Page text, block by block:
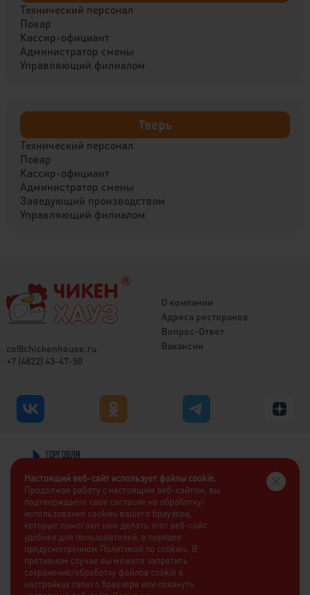
Технический персонал
Повар
Кассир-официант
Администратор смены
Управляющий филиалом
Тверь
Технический персонал
Повар
Кассир-официант
Администратор смены
Заведующий производством
Управляющий филиалом
co@chickenhouse.ru
+7 (4822) 43-47-50
О компании
Адреса ресторанов
Вопрос-Ответ
Вакансии
Настоящий веб-сайт использует файлы cookie.
Продолжая работу с настоящим веб-сайтом, вы
подтверждаете свое согласие на обработку/
использование cookies вашего браузера,
которые помогают нам делать этот веб-сайт
удобнее для пользователей, в порядке
предусмотренном Политикой по cookies. В
противном случае вы можете запретить
сохранение/обработку файлов cookie в
настройках своего браузера или покинуть